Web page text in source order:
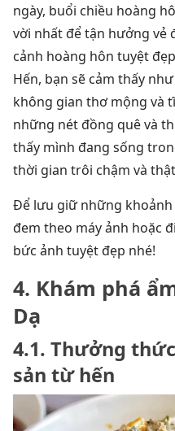
ngày, buổi chiều hoàng
vời nhất để tận hưởng vẻ
cảnh hoàng hôn tuyệt
Hến, bạn sẽ cảm thấy
không gian thơ mộng và
những nét đồng quê và
thấy mình đang sống
thời gian trôi chậm và
Để lưu giữ những khoảnh
đem theo máy ảnh hoặc
bức ảnh tuyệt đẹp nhé!
4. Khám phá
Dạ
4.1. Thưởng
sản từ hến